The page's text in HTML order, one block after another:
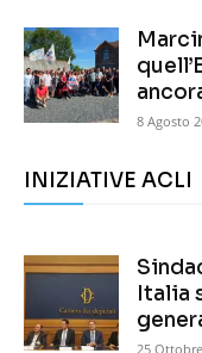
8 Agosto
INIZIATIVE ACLI
Italia
25